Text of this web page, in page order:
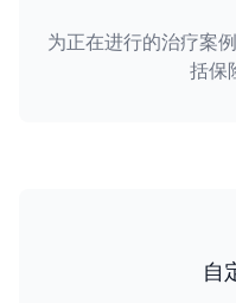
为正在进行的治疗案
括保
自